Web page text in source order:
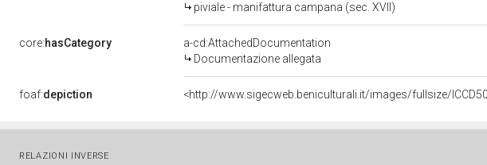
piviale - manifattura campana (sec. XVII)
core:hasCategory
a-cd:AttachedDocumentation
Documentazione allegata
foaf:depiction <http://www.sigecweb.beniculturali.it/images/fullsize/
RELAZIONI INVERSE